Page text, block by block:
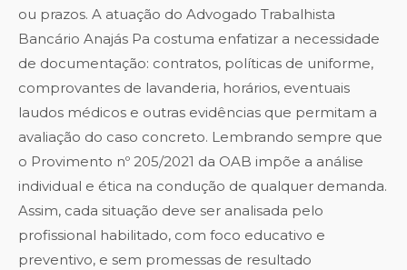
ou prazos. A atuação do Advogado Trabalhista
Bancário Anajás Pa costuma enfatizar a necessidade
de documentação: contratos, políticas de uniforme,
comprovantes de lavanderia, horários, eventuais
laudos médicos e outras evidências que permitam a
avaliação do caso concreto. Lembrando sempre que
o Provimento nº 205/2021 da OAB impõe a análise
individual e ética na condução de qualquer demanda.
Assim, cada situação deve ser analisada pelo
profissional habilitado, com foco educativo e
preventivo, e sem promessas de resultado